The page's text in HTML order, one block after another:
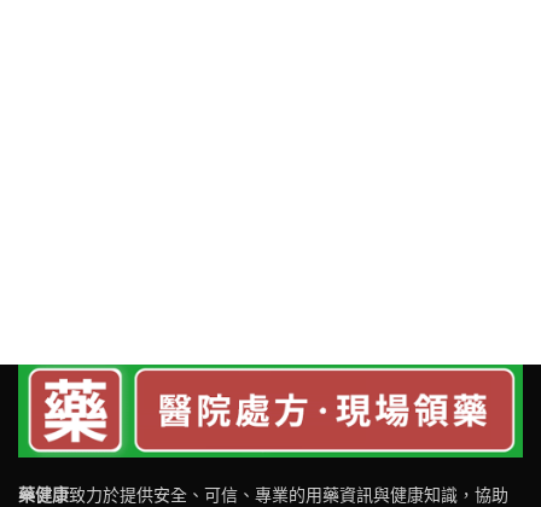
藥健康致力於提供安全、可信、專業的用藥資訊與健康知識，協助